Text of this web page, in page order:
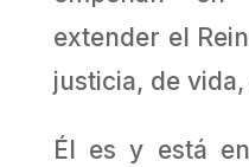
extender el
justicia, de
Él es y está